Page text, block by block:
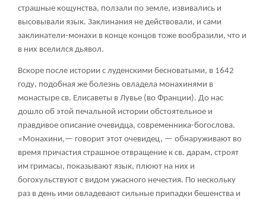
страшные кощунства, ползали по земле, извивались и
высовывали язык. Заклинания не действовали, и сами
заклинатели-монахи в конце концов тоже вообразили, что и
в них вселился дьявол.
Вскоре после истории с луденскими бесноватыми, в 1642
году, подобная же болезнь овладела монахинями в
монастыре св. Елисаветы в Лувье (во Франции). До нас
дошло об этой печальной истории обстоятельное и
правдивое описание очевидца, современника-богослова.
«Монахини,— говорит этот очевидец, — обнаруживают во
время причастия страшное отвращение к св. дарам, строят
им гримасы, показывают язык, плюют на них и
богохульствуют с видом ужасного нечестия. По нескольку
раз в день ими овладевают сильные припадки бешенства и